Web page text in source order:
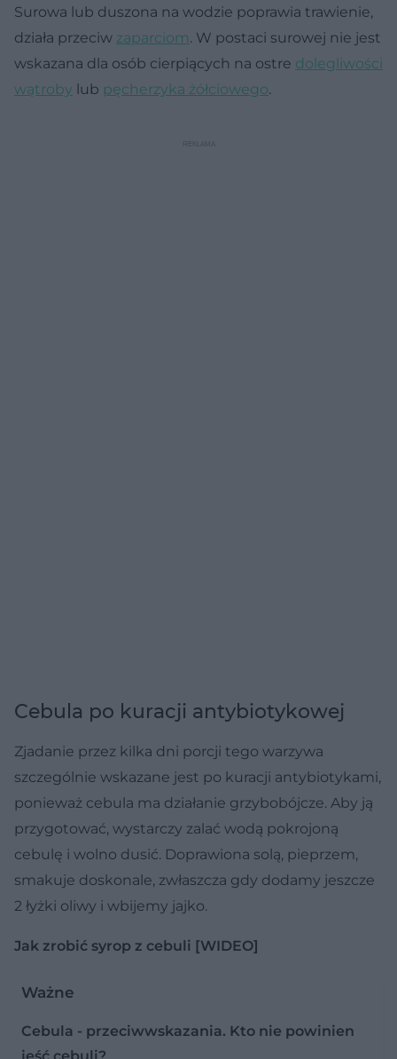
Surowa lub duszona na wodzie poprawia trawienie,
działa przeciw zaparciom. W postaci surowej nie jest
wskazana dla osób cierpiących na ostre dolegliwości
wątroby lub pęcherzyka żółciowego.
Cebula po kuracji antybiotykowej
Zjadanie przez kilka dni porcji tego warzywa
szczególnie wskazane jest po kuracji antybiotykami,
ponieważ cebula ma działanie grzybobójcze. Aby ją
przygotować, wystarczy zalać wodą pokrojoną
cebulę i wolno dusić. Doprawiona solą, pieprzem,
smakuje doskonale, zwłaszcza gdy dodamy jeszcze
2 łyżki oliwy i wbijemy jajko.
Jak zrobić syrop z cebuli [WIDEO]
Ważne
Cebula - przeciwwskazania. Kto nie powinien
jeść cebuli?